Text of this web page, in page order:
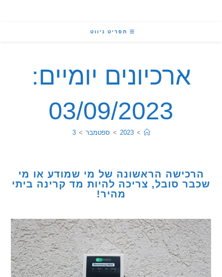
תפריט ניווט
ארכיונים יומיים:
03/09/2023
2023
> ספטמבר >
3
הראשונה של מי שמודע או מי
סובל, צריכה להיות מד קרינה ביתי
מהיר!